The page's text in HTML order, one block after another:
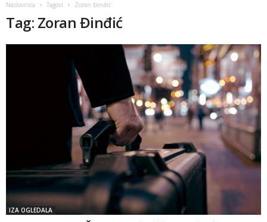
Naslovnica Tagovi Zoran Đinđić
Tag: Zoran Đinđić
IZA OGLEDALA